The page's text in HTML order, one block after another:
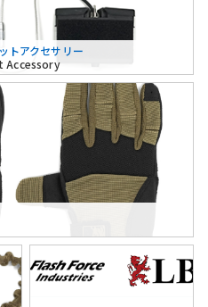
トアクセサリー
Accessory